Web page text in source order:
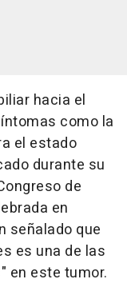
hacia el
como la
el estado
durante su
de
en
señalado que
es una de las
en este tumor.